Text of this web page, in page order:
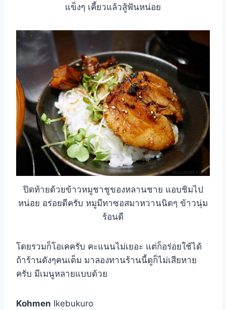
แข็งๆ เคี้ยวแล้วสู้ฟันหน่อย
ปิดท้ายด้วยข้าวหมูชาชูของหลานชาย แอบชิมไป
หน่อย อร่อยดีครับ หมูมีทาซอสมาหวานนิดๆ ข้าวนุ่ม
ร้อนดี
โดยรวมก็โอเคครับ คะแนนไม่เยอะ แต่ก็อร่อยใช้ได้
ถ้าร้านดังๆคนเต็ม มาลองทานร้านนี้ดูก็ไม่เสียหาย
ครับ มีเมนูหลายแบบด้วย
Kohmen Ikebukuro